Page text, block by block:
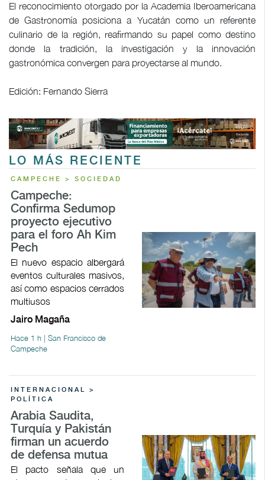
El reconocimiento otorgado por la Academia Iberoamericana
de Gastronomía posiciona a Yucatán como un referente
culinario de la región, reafirmando su papel como destino
donde la tradición, la investigación y la innovación
gastronómica convergen para proyectarse al mundo.
Edición: Fernando Sierra
LO MÁS RECIENTE
CAMPECHE > SOCIEDAD
Campeche:
Confirma Sedumop
proyecto ejecutivo
para el foro Ah Kim
Pech
El nuevo espacio albergará
eventos culturales masivos,
así como espacios cerrados
multiusos
Jairo Magaña
Hace 1 h | San Francisco de
Campeche
INTERNACIONAL >
POLÍTICA
Arabia Saudita,
Turquía y Pakistán
firman un acuerdo
de defensa mutua
El pacto señala que un